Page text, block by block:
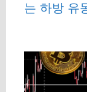
는 하방 유